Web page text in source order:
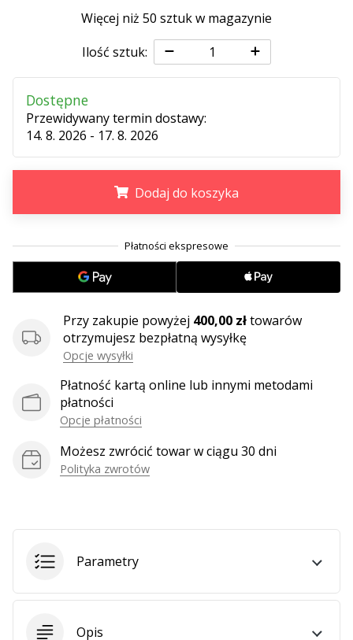
Ambasadorem
Weplayvolleyball
Czy
fanem
siatkówki,
tak
jak
do
jako
Ambasador
Pokaż
wszystkie
artykuły
Więcej niż 50 sztuk w magazynie
Ilość sztuk:
Dostępne
Przewidywany termin dostawy:
14. 8. 2026 - 17. 8. 2026
Dodaj do koszyka
Przy zakupie powyżej 400,00 złtowarów
otrzymujesz bezpłatną wysyłkę
Opcje wysyłki
Płatność kartą online lub innymi metodami
płatności
Opcje płatności
Możesz zwrócić towar w ciągu 30 dni
Polityka zwrotów
Parametry
Opis